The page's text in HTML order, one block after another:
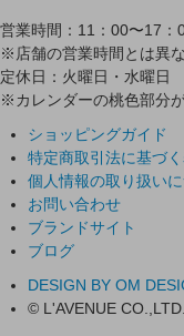
営業時間：11：00〜17：
※店舗の営業時間とは異な
定休日：火曜日・水曜日
※カレンダーの桃色部分
ショッピングガイド
特定商取引法に基づ
個人情報の取り扱い
お問い合わせ
ブランドサイト
ブログ
DESIGN BY OM
© L'AVENUE